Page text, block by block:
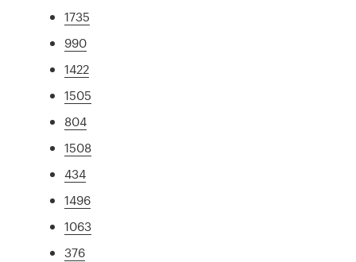
1735
990
1422
1505
804
1508
434
1496
1063
376